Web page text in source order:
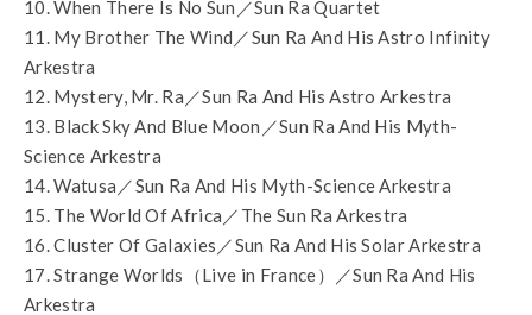
10. When There Is No Sun／Sun Ra Quartet
11. My Brother The Wind／Sun Ra And His Astro Infinity
Arkestra
12. Mystery, Mr. Ra／Sun Ra And His Astro Arkestra
13. Black Sky And Blue Moon／Sun Ra And His Myth-
Science Arkestra
14. Watusa／Sun Ra And His Myth-Science Arkestra
15. The World Of Africa／The Sun Ra Arkestra
16. Cluster Of Galaxies／Sun Ra And His Solar Arkestra
17. Strange Worlds（Live in France）／Sun Ra And His
Arkestra